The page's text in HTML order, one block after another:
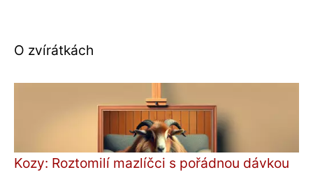
O zvírátkách
Kozy: Roztomilí mazlíčci s pořádnou dávkou